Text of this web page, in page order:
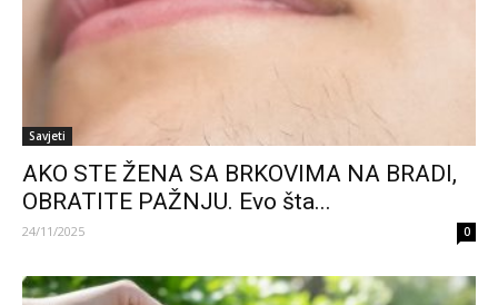
Savjeti
AKO STE ŽENA SA BRKOVIMA NA BRADI,
OBRATITE PAŽNJU. Evo šta...
24/11/2025 0